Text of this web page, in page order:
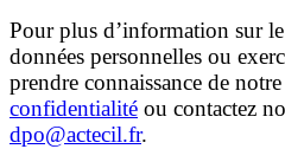
Pour plus d’information sur
données personnelles ou
prendre connaissance de notre
confidentialité ou contactez
dpo@actecil.fr.